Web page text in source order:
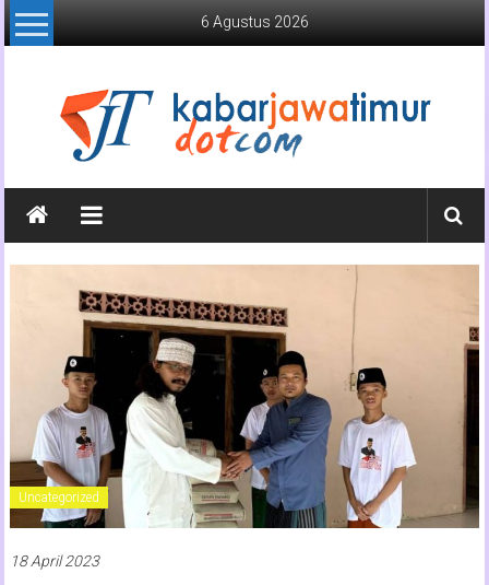
Lompat
ke
6 Agustus 2026
Kabar
Jawa
Timur
Uncategorized
18 April 2023